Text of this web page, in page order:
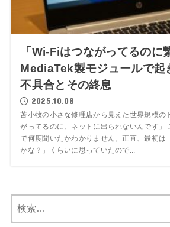
「Wi-Fiはつながってるのに
MediaTek製モジュールで起
不具合とその終息
2025.10.08
苫小牧の小さな修理店から見えた世界規模の
がってるのに、ネットに出られないんです」
で何度聞いたかわかりません。正直、最初は
かな？」くらいに思っていたので...
索: